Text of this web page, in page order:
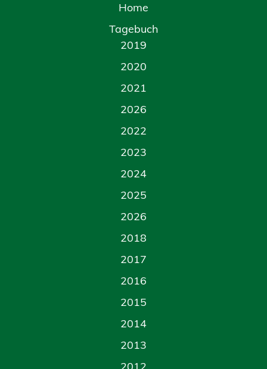
Home
Tagebuch
2019
2020
2021
2026
2022
2023
2024
2025
2026
2018
2017
2016
2015
2014
2013